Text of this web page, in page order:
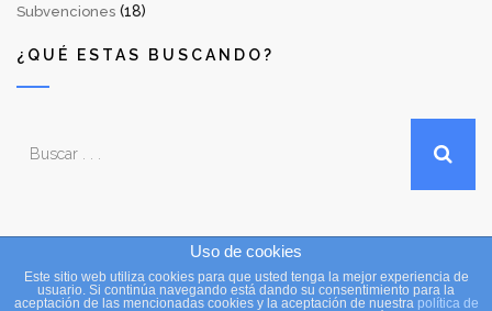
Subvenciones (18)
¿QUÉ ESTAS BUSCANDO?
Copyright © 2016 Consejo Insular de Aguas de La Palma. Todos
Uso de cookies
Este sitio web utiliza cookies para que usted tenga la mejor experiencia de
usuario. Si continúa navegando está dando su consentimiento para la
aceptación de las mencionadas cookies y la aceptación de nuestra política de